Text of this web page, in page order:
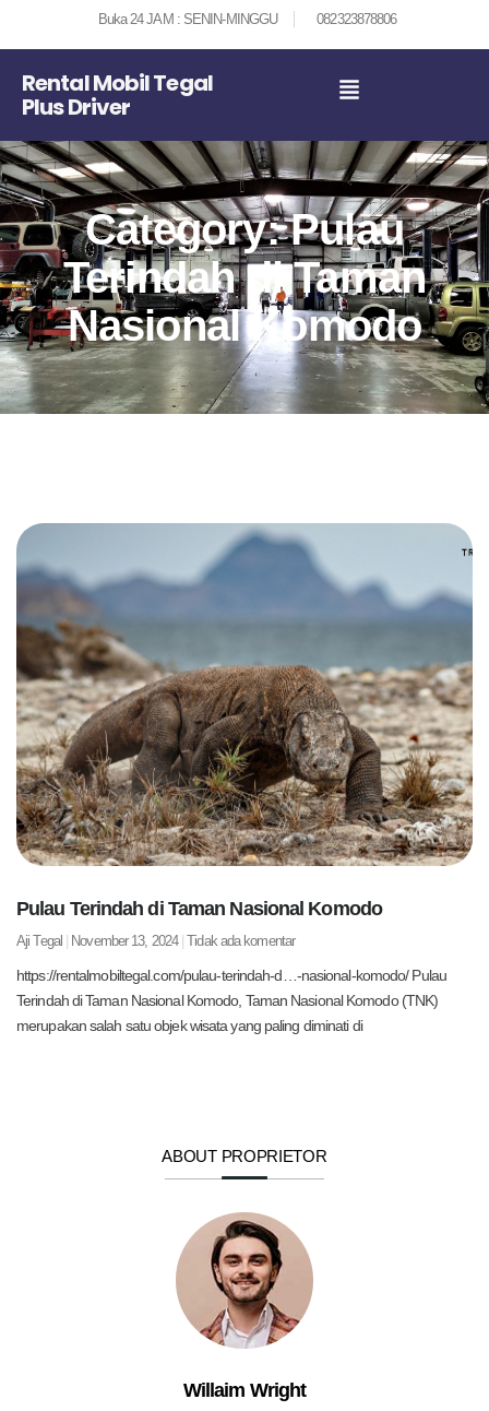
Buka 24 JAM : SENIN-MINGGU 082323878806
Rental Mobil Tegal
Plus Driver
Category: Pulau
Terindah di Taman
Nasional Komodo
Pulau Terindah di Taman Nasional Komodo
Aji Tegal November 13, 2024 Tidak ada komentar
https://rentalmobiltegal.com/pulau-terindah-d…-nasional-komodo/ Pulau
Terindah di Taman Nasional Komodo, Taman Nasional Komodo (TNK)
merupakan salah satu objek wisata yang paling diminati di
ABOUT PROPRIETOR
Willaim Wright